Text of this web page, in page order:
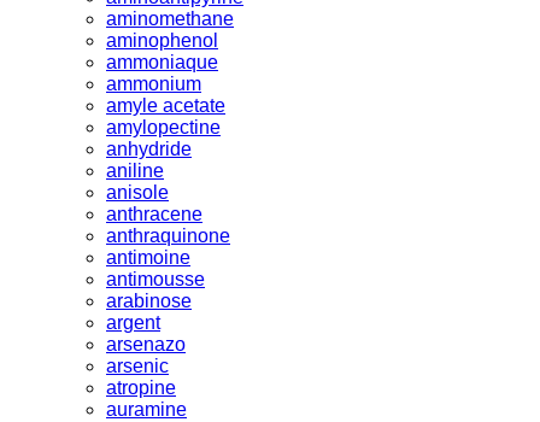
aminomethane
aminophenol
ammoniaque
ammonium
amyle acetate
amylopectine
anhydride
aniline
anisole
anthracene
anthraquinone
antimoine
antimousse
arabinose
argent
arsenazo
arsenic
atropine
auramine